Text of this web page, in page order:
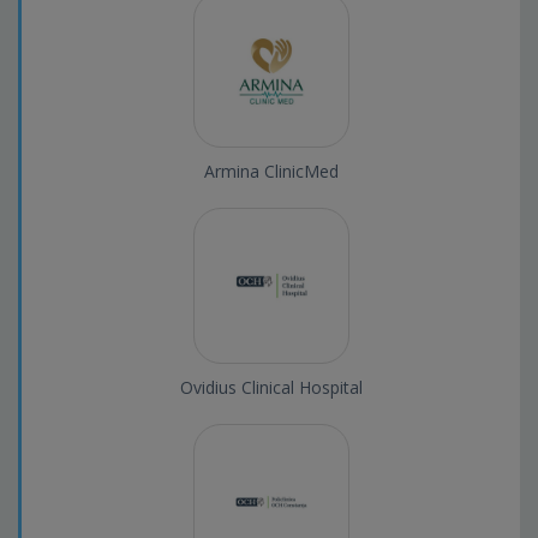
Armina ClinicMed
Ovidius Clinical Hospital